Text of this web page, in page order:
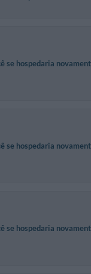
se hospedaria
se hospedaria
se hospedaria